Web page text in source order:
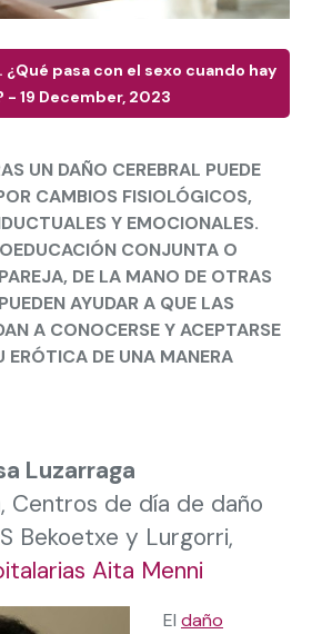
¿Qué pasa con el sexo cuando hay
- 19 December, 2023
UN DAÑO CEREBRAL PUEDE
CAMBIOS FISIOLÓGICOS,
Y EMOCIONALES.
CONJUNTA O
DE LA MANO DE OTRAS
AYUDAR A QUE LAS
A CONOCERSE Y ACEPTARSE
ERÓTICA DE UNA MANERA
Luzarraga
Centros de día de daño
Bekoetxe y Lurgorri,
Aita Menni
El daño